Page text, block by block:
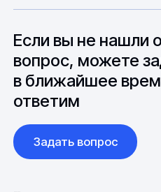
до 6 месяцев
вопросы связанные с
международной
Если вы не нашли
вопрос, можете
в ближайшее
ответим
Задать вопрос